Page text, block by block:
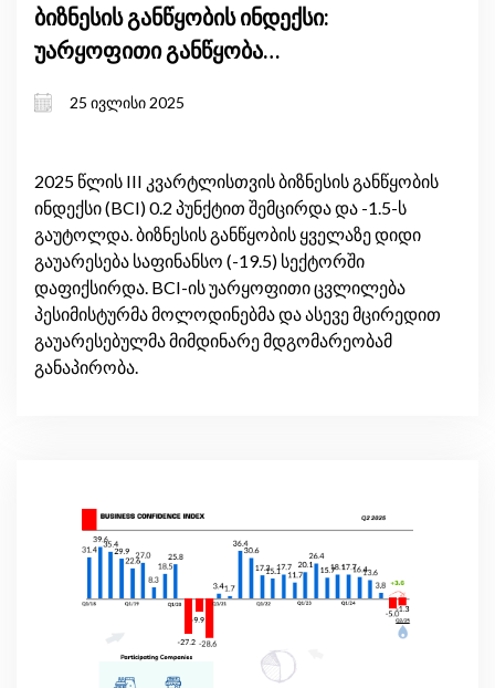
ბიზნესის განწყობის ინდექსი:
უარყოფითი განწყობა
25 ივლისი 2025
2025 წლის III კვარტლისთვის ბიზნესის განწყობის
ინდექსი (BCI) 0.2 პუნქტით შემცირდა და -1.5-ს
გაუტოლდა. ბიზნესის განწყობის ყველაზე დიდი
გაუარესება საფინანსო (-19.5) სექტორში
დაფიქსირდა. BCI-ის უარყოფითი ცვლილება
პესიმისტურმა მოლოდინებმა და ასევე მცირედით
გაუარესებულმა მიმდინარე მდგომარეობამ
განაპირობა.